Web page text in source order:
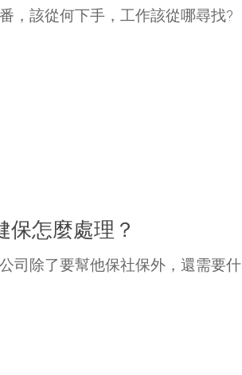
，該從何下手，工作該從哪尋找?
保怎麼處理？
司除了要幫他保社保外，還需要什